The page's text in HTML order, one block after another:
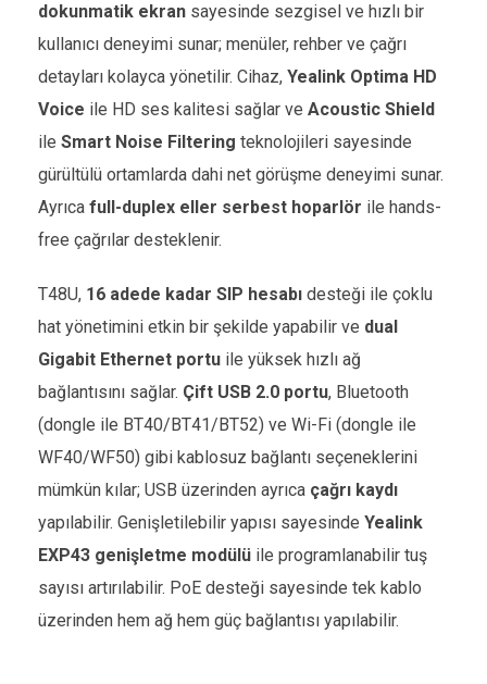
dokunmatik ekran sayesinde sezgisel ve hızlı bir
kullanıcı deneyimi sunar; menüler, rehber ve çağrı
detayları kolayca yönetilir. Cihaz, Yealink Optima HD
Voice ile HD ses kalitesi sağlar ve Acoustic Shield
ile Smart Noise Filtering teknolojileri sayesinde
gürültülü ortamlarda dahi net görüşme deneyimi sunar.
Ayrıca full-duplex eller serbest hoparlör ile hands-
free çağrılar desteklenir.
T48U, 16 adede kadar SIP hesabı desteği ile çoklu
hat yönetimini etkin bir şekilde yapabilir ve dual
Gigabit Ethernet portu ile yüksek hızlı ağ
bağlantısını sağlar. Çift USB 2.0 portu, Bluetooth
(dongle ile BT40/BT41/BT52) ve Wi-Fi (dongle ile
WF40/WF50) gibi kablosuz bağlantı seçeneklerini
mümkün kılar; USB üzerinden ayrıca çağrı kaydı
yapılabilir. Genişletilebilir yapısı sayesinde Yealink
EXP43 genişletme modülü ile programlanabilir tuş
sayısı artırılabilir. PoE desteği sayesinde tek kablo
üzerinden hem ağ hem güç bağlantısı yapılabilir.